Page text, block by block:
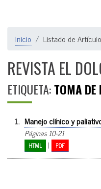
Inicio Listado de
REVISTA EL
ETIQUETA:TOMA DE
1. Manejo clínico y
Páginas 10-21
HTML | PDF